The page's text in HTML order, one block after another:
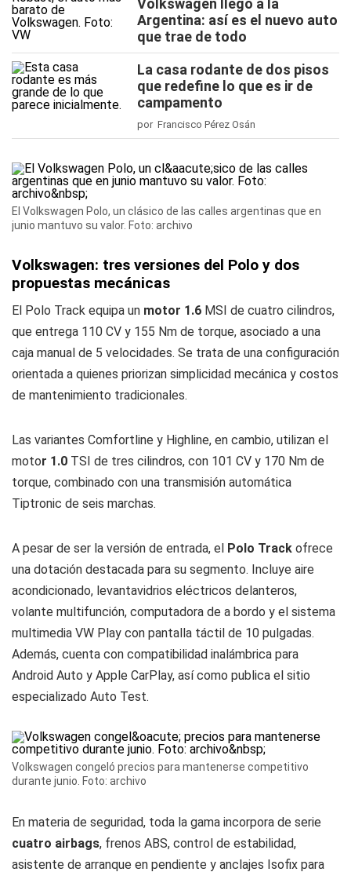
Volkswagen llegó a la
Argentina: así es el nuevo auto
que trae de todo
La casa rodante de dos pisos
que redefine lo que es ir de
campamento
por Francisco Pérez Osán
El Volkswagen Polo, un clásico de las calles argentinas que en
junio mantuvo su valor. Foto: archivo
Volkswagen: tres versiones del Polo y dos
propuestas mecánicas
El Polo Track equipa un motor 1.6 MSI de cuatro cilindros,
que entrega 110 CV y 155 Nm de torque, asociado a una
caja manual de 5 velocidades. Se trata de una configuración
orientada a quienes priorizan simplicidad mecánica y costos
de mantenimiento tradicionales.
Las variantes Comfortline y Highline, en cambio, utilizan el
motor 1.0 TSI de tres cilindros, con 101 CV y 170 Nm de
torque, combinado con una transmisión automática
Tiptronic de seis marchas.
A pesar de ser la versión de entrada, el Polo Track ofrece
una dotación destacada para su segmento. Incluye aire
acondicionado, levantavidrios eléctricos delanteros,
volante multifunción, computadora de a bordo y el sistema
multimedia VW Play con pantalla táctil de 10 pulgadas.
Además, cuenta con compatibilidad inalámbrica para
Android Auto y Apple CarPlay, así como publica el sitio
especializado Auto Test.
Volkswagen congeló precios para mantenerse competitivo
durante junio. Foto: archivo
En materia de seguridad, toda la gama incorpora de serie
cuatro airbags, frenos ABS, control de estabilidad,
asistente de arranque en pendiente y anclajes Isofix para